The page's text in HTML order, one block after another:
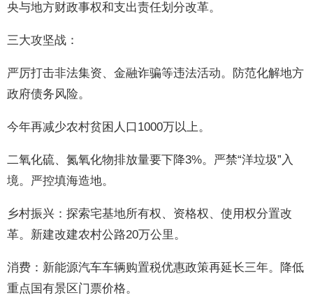
央与地方财政事权和支出责任划分改革。
三大攻坚战：
严厉打击非法集资、金融诈骗等违法活动。防范化解地方
政府债务风险。
今年再减少农村贫困人口1000万以上。
二氧化硫、氮氧化物排放量要下降3%。严禁“洋垃圾”入
境。严控填海造地。
乡村振兴：探索宅基地所有权、资格权、使用权分置改
革。新建改建农村公路20万公里。
消费：新能源汽车车辆购置税优惠政策再延长三年。降低
重点国有景区门票价格。